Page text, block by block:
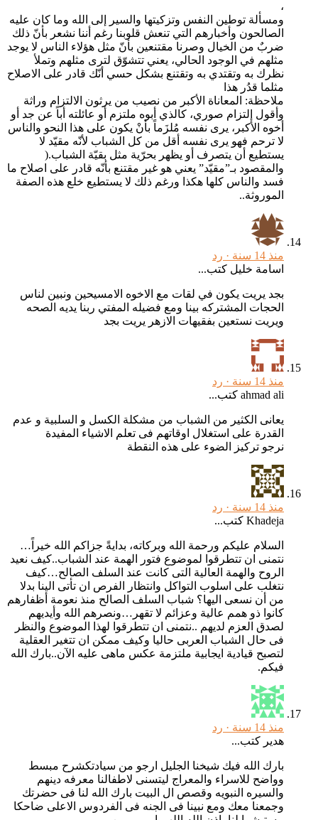
ومسألة توطين النفس وتزكيتها والسير إلى الله وما كان عليه
الصالحون وأخبارهم التي تنعش قلوبنا رغم أننا نشعر بأنّ ذلك
ضربٌ من الخيال وصرنا مقتنعين بأنّ مثل هؤلاء الناس لا يوجد
مثلهم في الوجود الحالي، يعني تتشوّق لترى مثلهم وتملأ
نظرك به وتقتدي به وتقتنع بشكل حسي أنّك قادر على الاصلاح
مثلما قدُر هذا
ملاحظة: المعاناة الأكبر من نصيب من يرثون الالتزام وراثة
وأقول إلتزام صوري، كالذي أبوه ملتزم أو عائلته أباً عن جد أو
أخوه الأكبر، يرى نفسه مُلزَماً بأنْ يكون على هذا النحو والناس
لا ترحم فهو يرى نفسه أقل من كل الشباب لأنّه مقيّد لا
يستطيع أن يتصرف أو يظهر بحرّية مثل بقيّة الشباب.(
والمقصود بـ”مقيّد” يعني هو غير مقتنع بأنّه قادر على اصلاح ما
فسد والناس كلها هكذا ورغم ذلك لا يستطيع خلع هذه الصفة
الموروثة..
رد
اسامة خليل كتب...
بجد يريت يكون في لقات مع الاخوه الامسيحين ونبين لناس
الحجات المشتركه بينا ومع فضيله المفتي ربنا يديه الصحه
ويريت نستعين بفقيهات الازهر يريت بجد
رد
ahmad ali كتب...
يعانى الكثير من الشباب من مشكلة الكسل و السلبية و عدم
القدرة على استغلال اوقاتهم فى تعلم الاشياء المفيدة
نرجو تركيز الضوء على هذه النقطة
رد
Khadeja كتب...
السلام عليكم ورحمة الله وبركاته، بدايةً جزاكم الله خيراً…
نتمنى ان تتطرقوا لموضوع فتور الهمة عند الشباب..كيف نعيد
الروح والهمة العالية التى كانت عند السلف الصالح…كيف
نتغلب على اسلوب التواكل وانتظار الفرص ان تأتى الينا بدلا
من أن نسعى اليها؟ شباب السلف الصالح منذ نعومة أظفارهم
كانوا ذو همم عالية وعزائم لا تقهر…ونصرهم الله وأيديهم
لصدق العزم لديهم ..نتمنى ان تتطرقوا لهذا الموضوع والنظر
فى حال الشباب العربى حاليا وكيف ممكن ان تتغير العقلية
لتصبح قيادية ايجابية ملتزمة عكس ماهى عليه الآن..بارك الله
رد
هدير كتب...
بارك الله فيك شيخنا الجليل ارجو من سيادتكشرح مبسط
وواضح للاسراء والمعراج ليتسنى لاطفالنا معرفه دينهم
والسيره النبويه وقصص ال البيت بارك الله لنا فى حضرتك
وجمعنا معك ومع نبينا فى الجنه فى الفردوس الاعلى ضاحكا